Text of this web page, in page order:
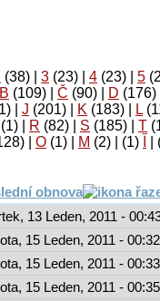
(38) 3 (23) 4 (23) 5
B (109) Č (90) D (176)
J (201) K (183) L
(1) R (82) S (185) T
Ο (1) М (2)
(1)
obnova
13 Leden, 2011 -
15 Leden, 2011 - 00:32
15 Leden, 2011 - 00:33
15 Leden, 2011 - 00:35